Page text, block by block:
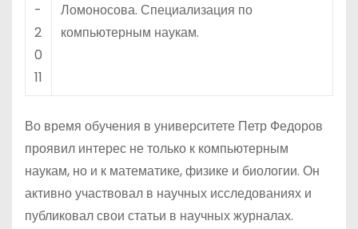
-
2
0
11
Ломоносова. Специализация по
компьютерным наукам.
Во время обучения в университете Петр Федоров
проявил интерес не только к компьютерным
наукам, но и к математике, физике и биологии. Он
активно участвовал в научных исследованиях и
публиковал свои статьи в научных журналах.